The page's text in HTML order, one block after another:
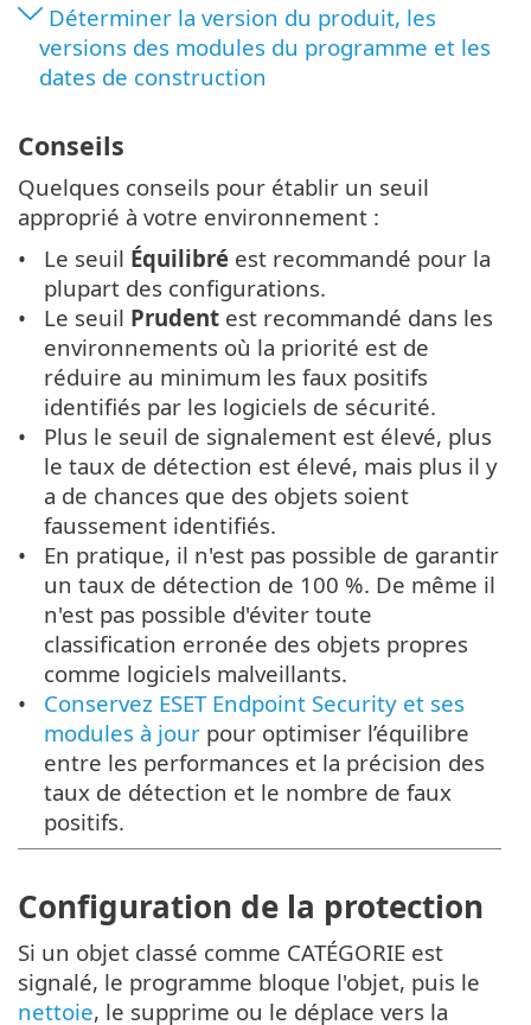
Déterminer la version du produit, les
versions des modules du programme et les
dates de construction
Conseils
Quelques conseils pour établir un seuil
approprié à votre environnement :
Le seuil Équilibré est recommandé pour la
plupart des configurations.
Le seuil Prudent est recommandé dans les
environnements où la priorité est de
réduire au minimum les faux positifs
identifiés par les logiciels de sécurité.
Plus le seuil de signalement est élevé, plus
le taux de détection est élevé, mais plus il y
a de chances que des objets soient
faussement identifiés.
En pratique, il n'est pas possible de garantir
un taux de détection de 100 %. De même il
n'est pas possible d'éviter toute
classification erronée des objets propres
comme logiciels malveillants.
Conservez ESET Endpoint Security et ses
modules à jour pour optimiser l’équilibre
entre les performances et la précision des
taux de détection et le nombre de faux
positifs.
Configuration de la protection
Si un objet classé comme CATÉGORIE est
signalé, le programme bloque l'objet, puis le
nettoie, le supprime ou le déplace vers la